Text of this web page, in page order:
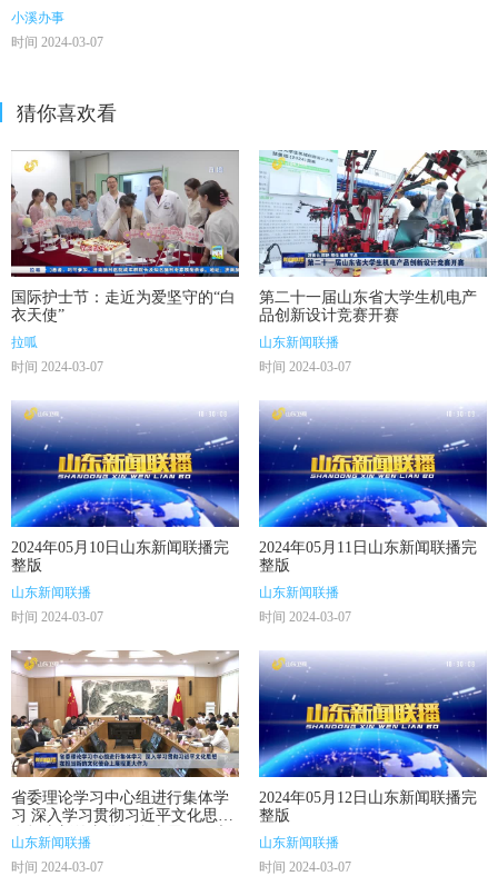
小溪办事
时间 2024-03-07
猜你喜欢看
国际护士节：走近为爱坚守的“白
衣天使”
拉呱
时间 2024-03-07
第二十一届山东省大学生机电产
品创新设计竞赛开赛
山东新闻联播
时间 2024-03-07
2024年05月10日山东新闻联播完
整版
山东新闻联播
时间 2024-03-07
2024年05月11日山东新闻联播完
整版
山东新闻联播
时间 2024-03-07
省委理论学习中心组进行集体学
习 深入学习贯彻习近平文化思想
在担当新的文化使命上展现更大
作为
山东新闻联播
时间 2024-03-07
2024年05月12日山东新闻联播完
整版
山东新闻联播
时间 2024-03-07